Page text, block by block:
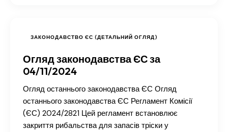
ЗАКОНОДАВСТВО ЄС (ДЕТАЛЬНИЙ ОГЛЯД)
Огляд законодавства ЄС за
04/11/2024
Огляд останнього законодавства ЄС Огляд
останнього законодавства ЄС Регламент Комісії
(ЄС) 2024/2821 Цей регламент встановлює
закриття рибальства для запасів тріски у